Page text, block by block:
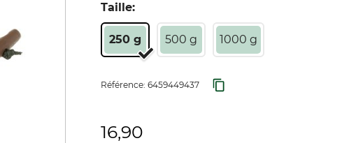
Taille:
250 g 500 g 1000 g
Référence: 6459449437
16,90